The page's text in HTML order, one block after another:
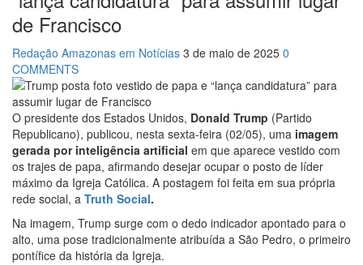
17:36Prefeitura de Manaus recupera praça da Saudade e
fortalece patrimônio histórico amazonense
ofensiva jurídica de Lula contra Bolsonaro
10:07
Bombeiros do Amazonas
22:31Mulher mata o próprio marido a facadas após
descobrir traição; veja vídeo
09:06David Almeida desce de carro na Boulevard e
reafirma apoio para Hissa Abrahão: ‘meu deputado federal’
13:31A Vitória Do Empreendedorismo
09:04BOMBA! Pastor é coagido por sistema político da
Ieadam para adesivar seu veículo com candidatos da
instituição – Veja vídeo!
15:00Com a família, Israel Carvalho participa de ato pró-
Brasil neste 07 de setembro
de Francisco
Redação Amazonas em Notícias 3 de maio de 2025 0
COMMENTS
O presidente dos Estados Unidos, Donald Trump (Partido
Republicano), publicou, nesta sexta-feira (02/05), uma imagem
gerada por inteligência artificial em que aparece vestido com
os trajes de papa, afirmando desejar ocupar o posto de líder
máximo da Igreja Católica. A postagem foi feita em sua própria
rede social, a Truth Social.
Na imagem, Trump surge com o dedo indicador apontado para o
alto, uma pose tradicionalmente atribuída a São Pedro, o primeiro
pontífice da história da Igreja.